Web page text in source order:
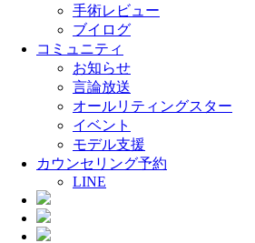
手術レビュー
ブイログ
コミュニティ
お知らせ
言論放送
オールリティングスター
イベント
モデル支援
カウンセリング予約
LINE